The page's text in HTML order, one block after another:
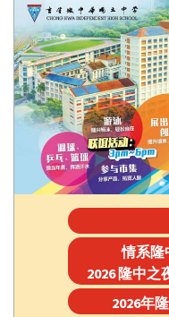
情系隆
2026 隆中之
2026年